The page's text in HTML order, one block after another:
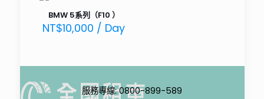
BMW 5系列（F10 ）
NT$10,000 / Day
服務專線: 0800-899-589